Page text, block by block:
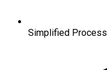
Simplified Process